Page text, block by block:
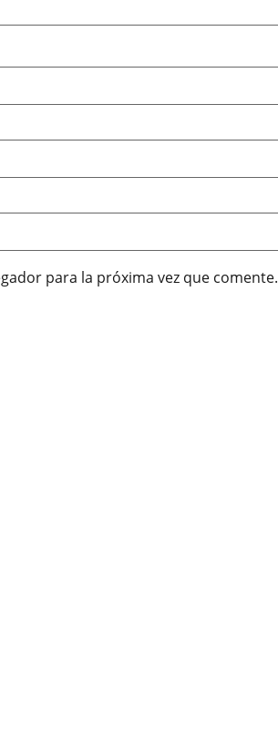
para la próxima vez que comente.